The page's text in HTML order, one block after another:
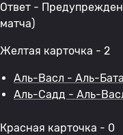
Ответ -
матча)
Желтая карточка - 2
Аль-Васл - Аль-
Аль-Садд - Аль-
Красная карточка - 0